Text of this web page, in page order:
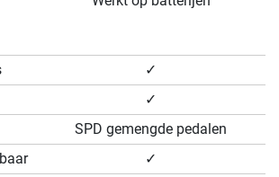
✓
✓
SPD gemengde pedalen
✓